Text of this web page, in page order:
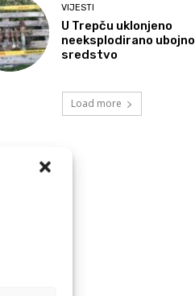
VIJESTI
U Trepču uklonjeno
neeksplodirano ubojno
sredstvo
Load more